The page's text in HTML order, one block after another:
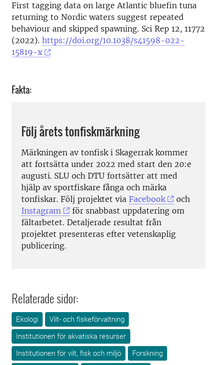
First tagging data on large Atlantic bluefin tuna
returning to Nordic waters suggest repeated
behaviour and skipped spawning. Sci Rep 12, 11772
(2022). https://doi.org/10.1038/s41598-022-
15819-x
Fakta:
Följ årets tonfiskmärkning
Märkningen av tonfisk i Skagerrak kommer
att fortsätta under 2022 med start den 20:e
augusti. SLU och DTU fortsätter att med
hjälp av sportfiskare fånga och märka
tonfiskar. Följ projektet via Facebook
och
Instagram
för snabbast uppdatering om
fältarbetet. Detaljerade resultat från
projektet presenteras efter vetenskaplig
publicering.
Relaterade sidor:
Ekologi
Vilt- och fiskeförvaltning
Institutionen för akvatiska resurser
Institutionen för vilt, fisk och miljö
Forskning